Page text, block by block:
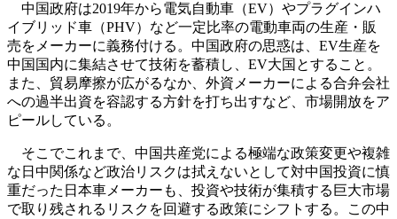
中国政府は2019年から電気自動車（EV）やプラグインハ
イブリッド車（PHV）など一定比率の電動車両の生産・販
売をメーカーに義務付ける。中国政府の思惑は、EV生産を
中国国内に集結させて技術を蓄積し、EV大国とすること。
また、貿易摩擦が広がるなか、外資メーカーによる合弁会社
への過半出資を容認する方針を打ち出すなど、市場開放をア
ピールしている。
そこでこれまで、中国共産党による極端な政策変更や複雑
な日中関係など政治リスクは拭えないとして対中国投資に慎
重だった日本車メーカーも、投資や技術が集積する巨大市場
で取り残されるリスクを回避する政策にシフトする。この中